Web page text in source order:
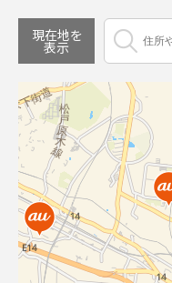
UQ mobile
現在地を
表示